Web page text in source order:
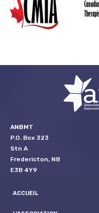
ANBMT
P.O. Box 323
Stn A
Fredericton, NB
E3B 4Y9
ACCUEIL